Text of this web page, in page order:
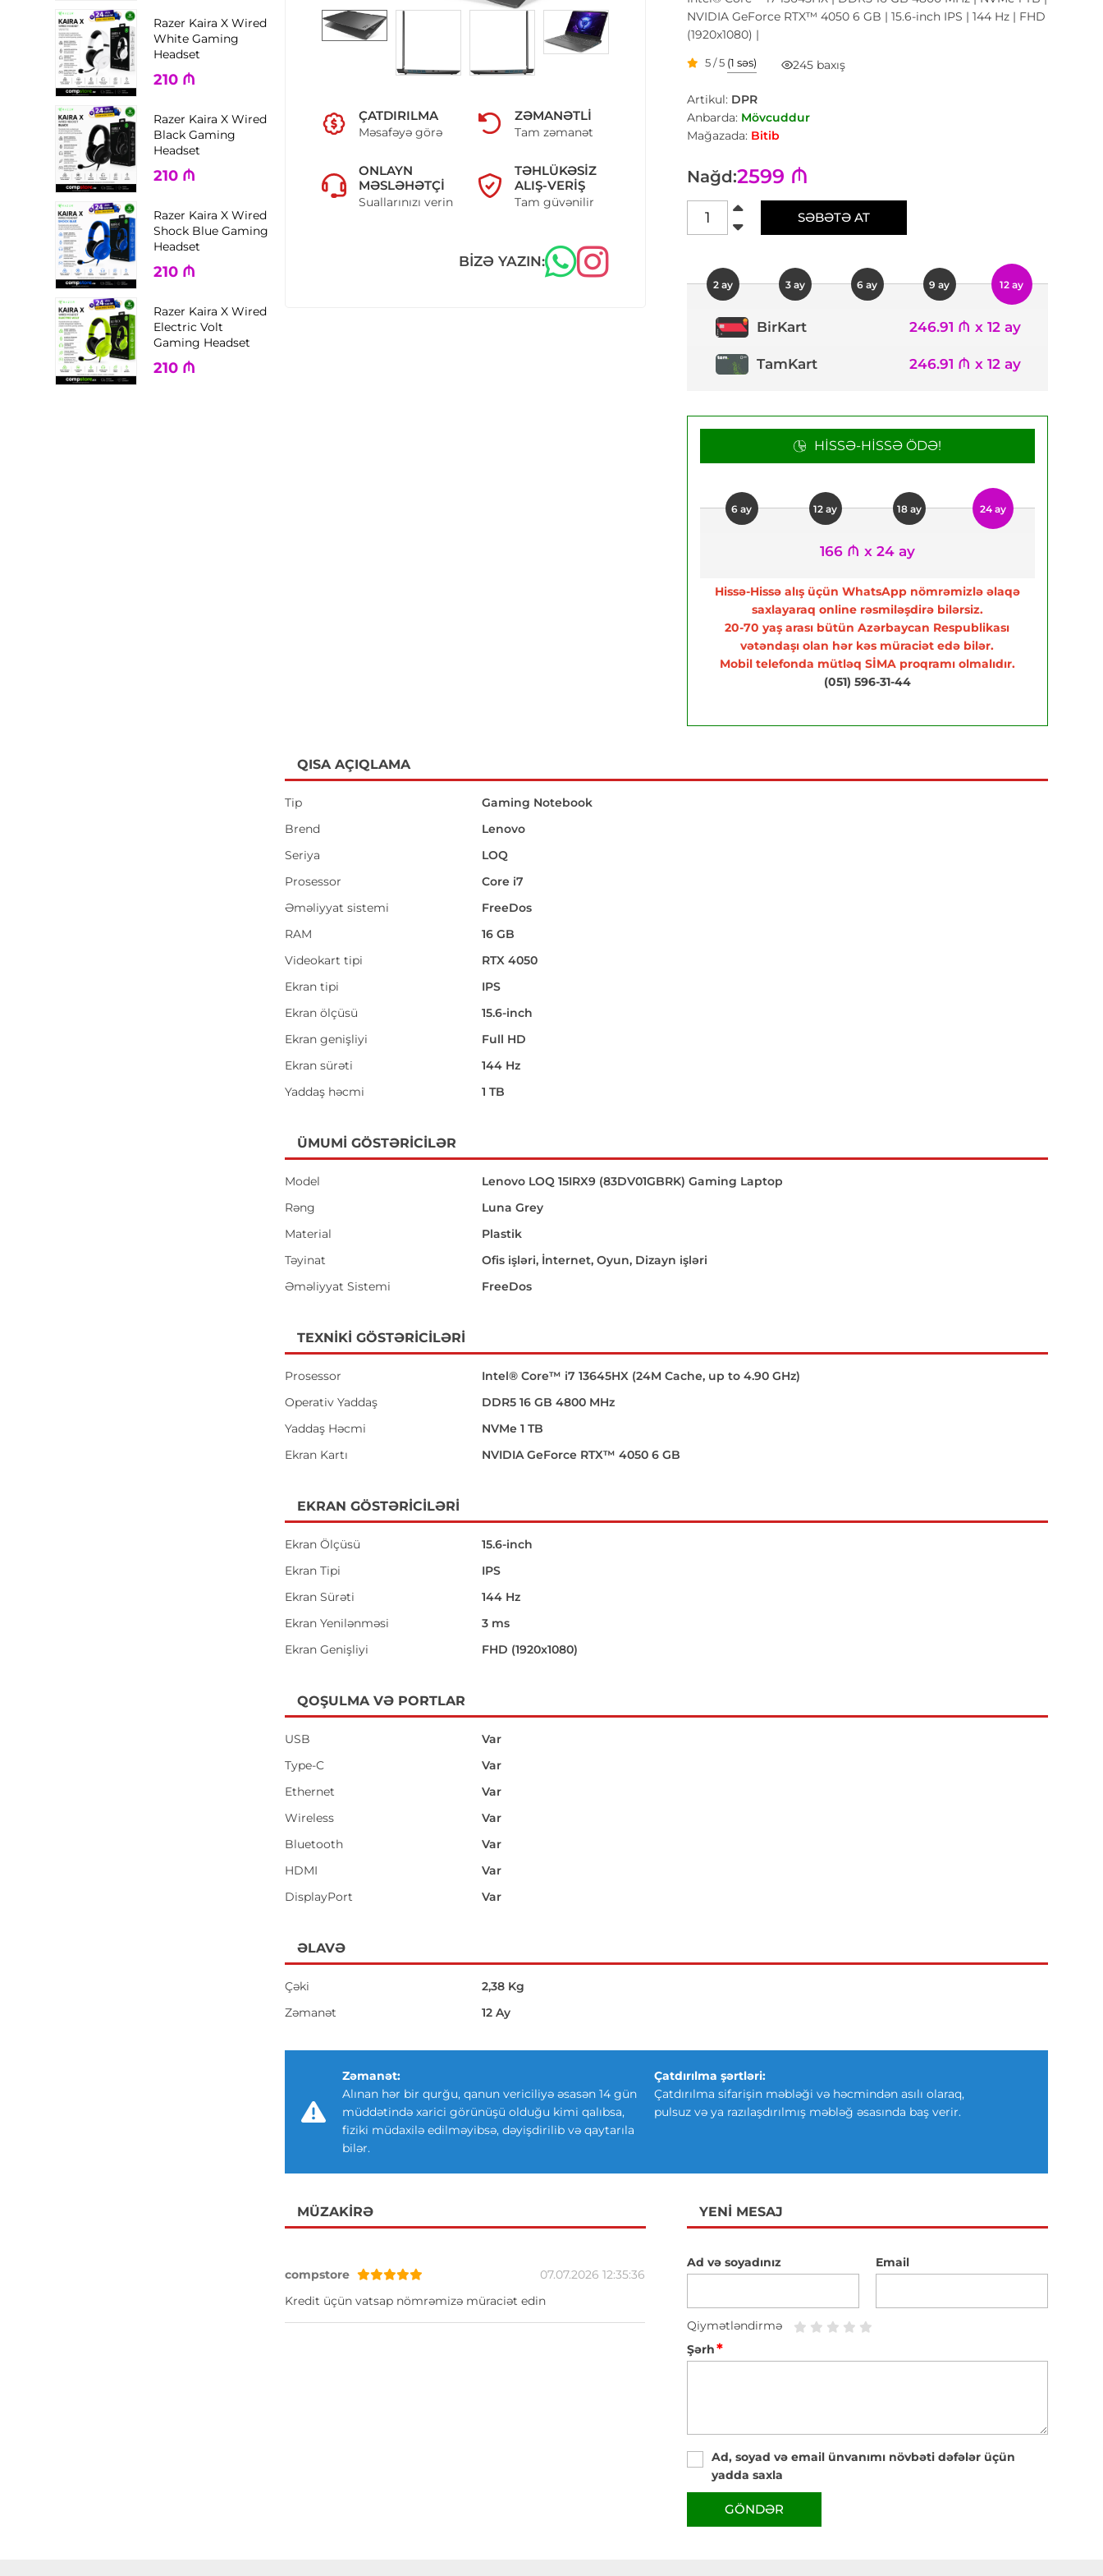
Razer Kaira X Wired
White Gaming
Headset
210 ₼
Razer Kaira X Wired
Black Gaming
Headset
210 ₼
Razer Kaira X Wired
Shock Blue Gaming
Headset
210 ₼
Razer Kaira X Wired
Electric Volt
Gaming Headset
210 ₼
ÇATDIRILMA
Məsafəyə görə
ZƏMANƏTLI
Tam zəmanət
ONLAYN
MƏSLƏHƏTÇI
Suallarınızı verin
TƏHLÜKƏSIZ
ALIŞ-VERIŞ
Tam güvənilir
BIZƏ YAZIN:
NVIDIA GeForce RTX™ 4050 6 GB | 15.6-inch IPS | 144 Hz | FHD
(1920x1080) |
5 / 5 (1 səs) 245 baxış
Artikul: DPR
Anbarda: Mövcuddur
Mağazada: Bitib
Nağd:2599 ₼
SƏBƏTƏ AT
2 ay 3 ay 6 ay 9 ay 12 ay
BirKart 246.91 ₼ x 12 ay
TamKart 246.91 ₼ x 12 ay
HISSƏ-HISSƏ ÖDƏ!
6 ay 12 ay 18 ay 24 ay
166 ₼ x 24 ay
Hissə-Hissə alış üçün WhatsApp nömrəmizlə əlaqə
saxlayaraq online rəsmiləşdirə bilərsiz.
20-70 yaş arası bütün Azərbaycan Respublikası
vətəndaşı olan hər kəs müraciət edə bilər.
Mobil telefonda mütləq SİMA proqramı olmalıdır.
(051) 596-31-44
QISA AÇIQLAMA
Tip
Gaming Notebook
Brend
Lenovo
Seriya
LOQ
Prosessor
Core i7
Əməliyyat sistemi
FreeDos
RAM
16 GB
Videokart tipi
RTX 4050
Ekran tipi
IPS
Ekran ölçüsü
15.6-inch
Ekran genişliyi
Full HD
Ekran sürəti
144 Hz
Yaddaş həcmi
1 TB
ÜMUMI GÖSTƏRICILƏR
Model
Lenovo LOQ 15IRX9 (83DV01GBRK) Gaming Laptop
Rəng
Luna Grey
Material
Plastik
Təyinat
Ofis işləri, İnternet, Oyun, Dizayn işləri
Əməliyyat Sistemi
FreeDos
TEXNIKI GÖSTƏRICILƏRI
Prosessor
Intel® Core™ i7 13645HX (24M Cache, up to 4.90 GHz)
Operativ Yaddaş
DDR5 16 GB 4800 MHz
Yaddaş Həcmi
NVMe 1 TB
Ekran Kartı
NVIDIA GeForce RTX™ 4050 6 GB
EKRAN GÖSTƏRICILƏRI
Ekran Ölçüsü
15.6-inch
Ekran Tipi
IPS
Ekran Sürəti
144 Hz
Ekran Yenilənməsi
3 ms
Ekran Genişliyi
FHD (1920x1080)
QOŞULMA VƏ PORTLAR
USB
Var
Type-C
Var
Ethernet
Var
Wireless
Var
Bluetooth
Var
HDMI
Var
DisplayPort
Var
ƏLAVƏ
Çəki
2,38 Kg
Zəmanət
12 Ay
Zəmanət:
Alınan hər bir qurğu, qanun vericiliyə əsasən 14 gün
müddətində xarici görünüşü olduğu kimi qalıbsa,
fiziki müdaxilə edilməyibsə, dəyişdirilib və qaytarıla
bilər.
Çatdırılma şərtləri:
Çatdırılma sifarişin məbləği və həcmindən asılı olaraq,
pulsuz və ya razılaşdırılmış məbləğ əsasında baş verir.
MÜZAKIRƏ
compstore
07.07.2026 12:35:36
Kredit üçün vatsap nömrəmizə müraciət edin
YENI MESAJ
Ad və soyadınız Email
Qiymətləndirmə
Şərh*
Ad, soyad və email ünvanımı növbəti dəfələr üçün
yadda saxla
GÖNDƏR